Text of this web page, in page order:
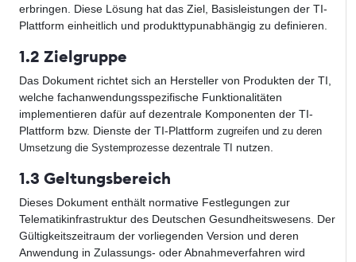
erbringen. Diese Lösung hat das Ziel, Basisleistungen der TI-
Plattform einheitlich und produkttypunabhängig zu definieren.
1.2 Zielgruppe
Das Dokument richtet sich an Hersteller von Produkten der TI,
welche fachanwendungsspezifische Funktionalitäten
implementieren dafür auf dezentrale Komponenten der TI-
Plattform bzw. Dienste der TI-Plattform zugreifen und zu deren
Umsetzung die Systemprozesse dezentrale TI nutzen.
1.3 Geltungsbereich
Dieses Dokument enthält normative Festlegungen zur
Telematikinfrastruktur des Deutschen Gesundheitswesens. Der
Gültigkeitszeitraum der vorliegenden Version und deren
Anwendung in Zulassungs- oder Abnahmeverfahren wird